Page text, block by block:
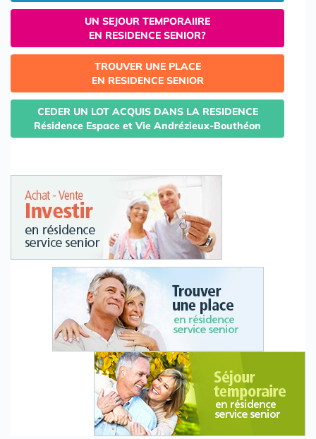
UN SEJOUR TEMPORAIIRE
EN RESIDENCE SENIOR?
TROUVER UNE PLACE
EN RESIDENCE SENIOR
CEDER UN LOT ACQUIS DANS LA RESIDENCE
Résidence Espace et Vie Andrézieux-Bouthéon